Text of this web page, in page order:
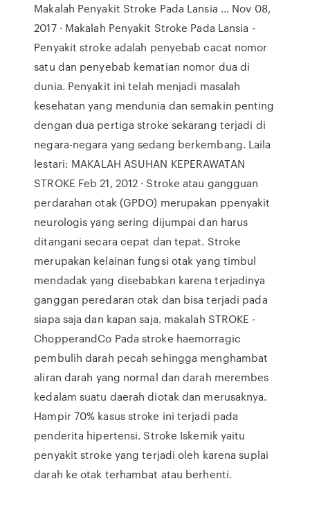
Makalah Penyakit Stroke Pada Lansia ... Nov 08,
2017 · Makalah Penyakit Stroke Pada Lansia -
Penyakit stroke adalah penyebab cacat nomor
satu dan penyebab kematian nomor dua di
dunia. Penyakit ini telah menjadi masalah
kesehatan yang mendunia dan semakin penting
dengan dua pertiga stroke sekarang terjadi di
negara-negara yang sedang berkembang. Laila
lestari: MAKALAH ASUHAN KEPERAWATAN
STROKE Feb 21, 2012 · Stroke atau gangguan
perdarahan otak (GPDO) merupakan ppenyakit
neurologis yang sering dijumpai dan harus
ditangani secara cepat dan tepat. Stroke
merupakan kelainan fungsi otak yang timbul
mendadak yang disebabkan karena terjadinya
ganggan peredaran otak dan bisa terjadi pada
siapa saja dan kapan saja. makalah STROKE -
ChopperandCo Pada stroke haemorragic
pembulih darah pecah sehingga menghambat
aliran darah yang normal dan darah merembes
kedalam suatu daerah diotak dan merusaknya.
Hampir 70% kasus stroke ini terjadi pada
penderita hipertensi. Stroke Iskemik yaitu
penyakit stroke yang terjadi oleh karena suplai
darah ke otak terhambat atau berhenti.